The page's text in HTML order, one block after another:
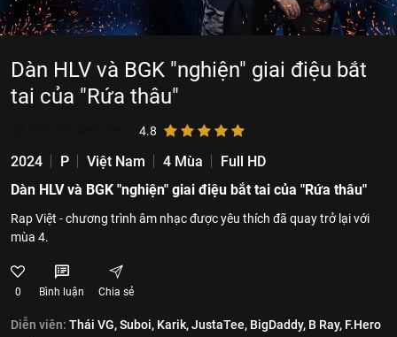
Dàn HLV và BGK "nghiện" giai điệu bắt
tai của "Rứa thâu"
4.8
2024 P Việt Nam 4 Mùa
Full HD
Dàn HLV và BGK "nghiện" giai điệu bắt tai của "Rứa thâu"
Rap Việt - chương trình âm nhạc được yêu thích đã quay trở lại với
mùa 4.
0 Bình luận Chia sẻ
Diễn viên: Thái VG,Suboi, Karik,JustaTee, BigDaddy, B Ray, F.Hero